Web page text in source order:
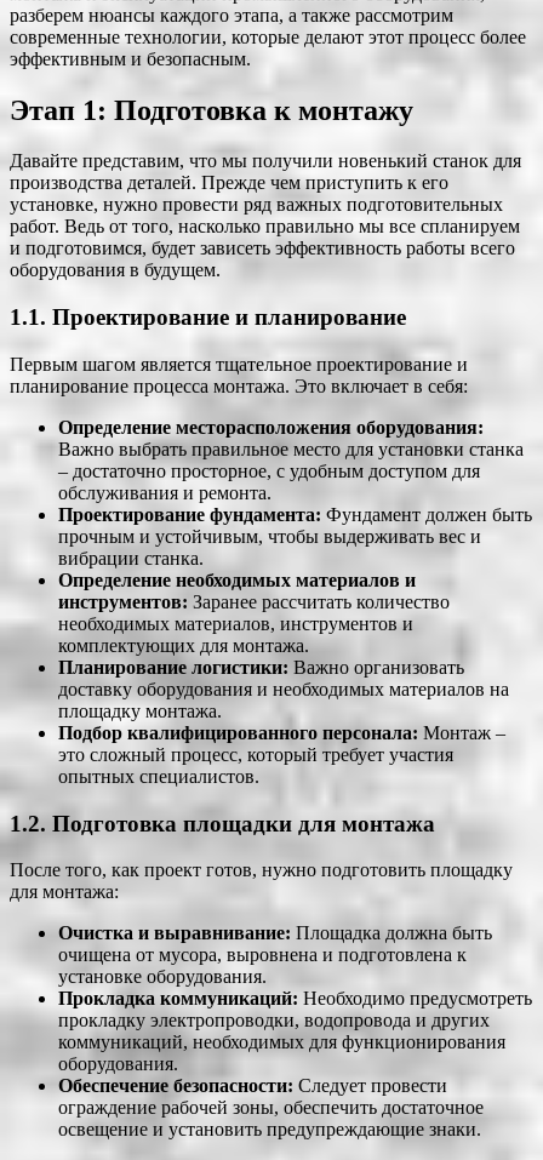
разберем нюансы каждого этапа, а также рассмотрим
современные технологии, которые делают этот процесс более
эффективным и безопасным.
Этап 1: Подготовка к монтажу
Давайте представим, что мы получили новенький станок для
производства деталей. Прежде чем приступить к его
установке, нужно провести ряд важных подготовительных
работ. Ведь от того, насколько правильно мы все спланируем
и подготовимся, будет зависеть эффективность работы всего
оборудования в будущем.
1.1. Проектирование и планирование
Первым шагом является тщательное проектирование и
планирование процесса монтажа. Это включает в себя:
Определение месторасположения оборудования:
Важно выбрать правильное место для установки станка
– достаточно просторное, с удобным доступом для
обслуживания и ремонта.
Проектирование фундамента: Фундамент должен быть
прочным и устойчивым, чтобы выдерживать вес и
вибрации станка.
Определение необходимых материалов и
инструментов: Заранее рассчитать количество
необходимых материалов, инструментов и
комплектующих для монтажа.
Планирование логистики: Важно организовать
доставку оборудования и необходимых материалов на
площадку монтажа.
Подбор квалифицированного персонала: Монтаж –
это сложный процесс, который требует участия
опытных специалистов.
1.2. Подготовка площадки для монтажа
После того, как проект готов, нужно подготовить площадку
для монтажа:
Очистка и выравнивание: Площадка должна быть
очищена от мусора, выровнена и подготовлена к
установке оборудования.
Прокладка коммуникаций: Необходимо предусмотреть
прокладку электропроводки, водопровода и других
коммуникаций, необходимых для функционирования
оборудования.
Обеспечение безопасности: Следует провести
ограждение рабочей зоны, обеспечить достаточное
освещение и установить предупреждающие знаки.